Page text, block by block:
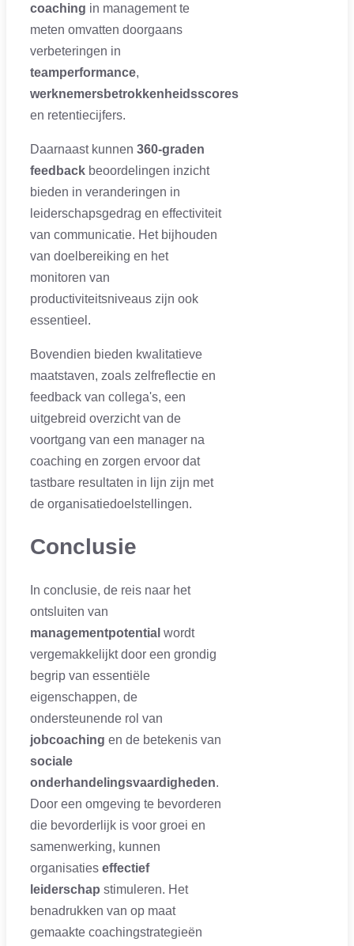
coaching in management te
meten omvatten doorgaans
verbeteringen in
teamperformance,
werknemersbetrokkenheidsscores
en retentiecijfers.
Daarnaast kunnen 360-graden
feedback beoordelingen inzicht
bieden in veranderingen in
leiderschapsgedrag en effectiviteit
van communicatie. Het bijhouden
van doelbereiking en het
monitoren van
productiviteitsniveaus zijn ook
essentieel.
Bovendien bieden kwalitatieve
maatstaven, zoals zelfreflectie en
feedback van collega's, een
uitgebreid overzicht van de
voortgang van een manager na
coaching en zorgen ervoor dat
tastbare resultaten in lijn zijn met
de organisatiedoelstellingen.
Conclusie
In conclusie, de reis naar het
ontsluiten van
managementpotential wordt
vergemakkelijkt door een grondig
begrip van essentiële
eigenschappen, de
ondersteunende rol van
jobcoaching en de betekenis van
sociale
onderhandelingsvaardigheden.
Door een omgeving te bevorderen
die bevorderlijk is voor groei en
samenwerking, kunnen
organisaties effectief
leiderschap stimuleren. Het
benadrukken van op maat
gemaakte coachingstrategieën